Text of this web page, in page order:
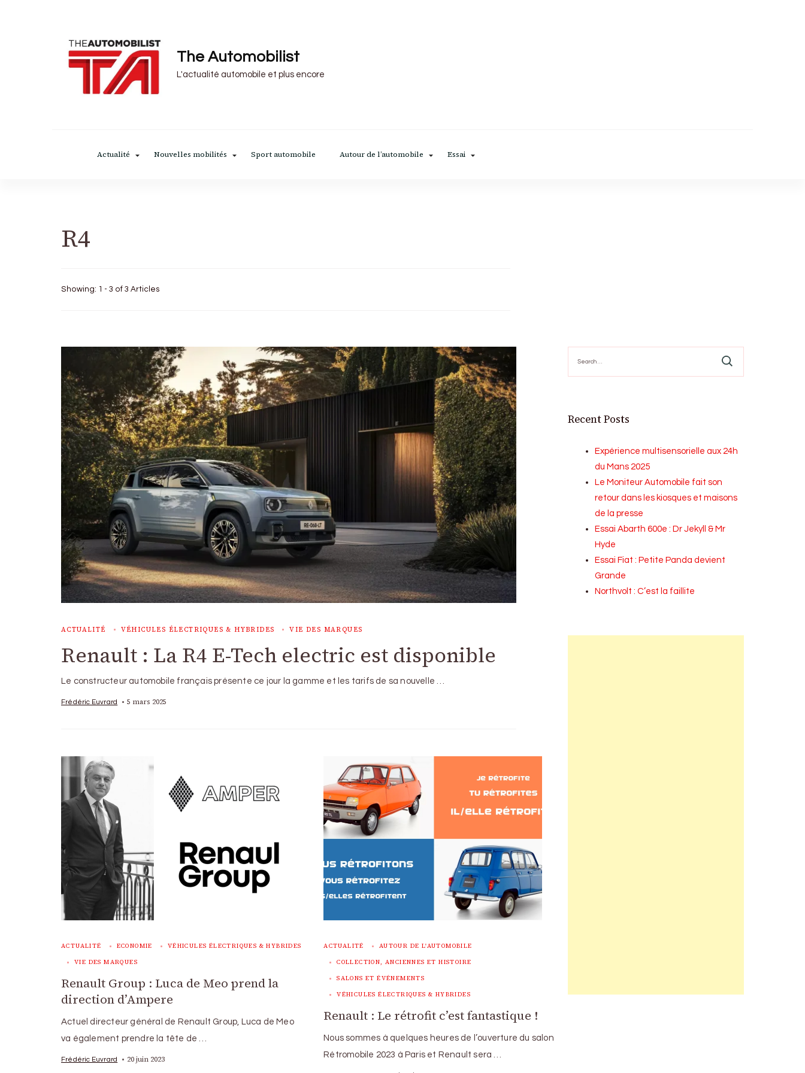
The Automobilist
L'actualité automobile et plus encore
Actualité Nouvelles mobilités Sport automobile Autour de l’automobile Essai
R4
Showing: 1 - 3 of 3 Articles
ACTUALITÉ VÉHICULES ÉLECTRIQUES & HYBRIDES VIE DES MARQUES
Renault : La R4 E-Tech electric est disponible
Le constructeur automobile français présente ce jour la gamme et les tarifs de sa nouvelle …
Frédéric Euvrard 5 mars 2025
ACTUALITÉ ECONOMIE VÉHICULES ÉLECTRIQUES & HYBRIDES
VIE DES MARQUES
Renault Group : Luca de Meo prend la
direction d’Ampere
Actuel directeur général de Renault Group, Luca de Meo
va également prendre la tête de …
Frédéric Euvrard 20 juin 2023
ACTUALITÉ AUTOUR DE L'AUTOMOBILE
COLLECTION, ANCIENNES ET HISTOIRE
SALONS ET ÉVÉNEMENTS
VÉHICULES ÉLECTRIQUES & HYBRIDES
Renault : Le rétrofit c’est fantastique !
Nous sommes à quelques heures de l’ouverture du salon
Rétromobile 2023 à Paris et Renault sera …
for:
Recent Posts
Expérience multisensorielle aux 24h
du Mans 2025
Le Moniteur Automobile fait son
retour dans les kiosques et maisons
de la presse
Essai Abarth 600e : Dr Jekyll & Mr
Hyde
Essai Fiat : Petite Panda devient
Grande
Northvolt : C’est la faillite